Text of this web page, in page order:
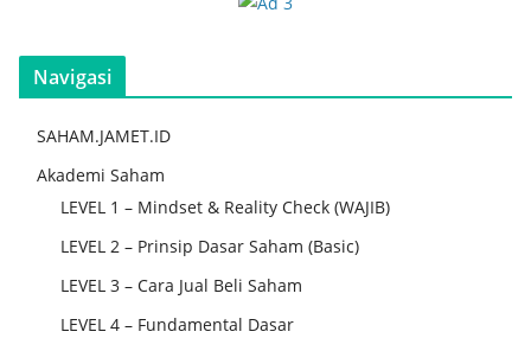
Navigasi
SAHAM.JAMET.ID
Akademi Saham
LEVEL 1 – Mindset & Reality Check (WAJIB)
LEVEL 2 – Prinsip Dasar Saham (Basic)
LEVEL 3 – Cara Jual Beli Saham
LEVEL 4 – Fundamental Dasar